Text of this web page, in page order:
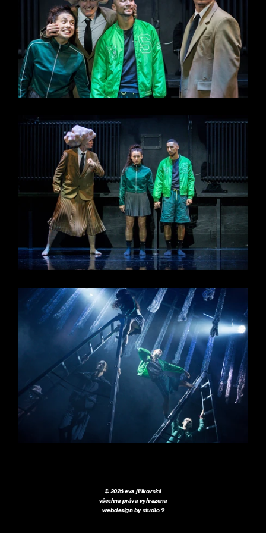
© 2026 eva jiřikovská
všechna práva vyhrazena
webdesign bystudio 9